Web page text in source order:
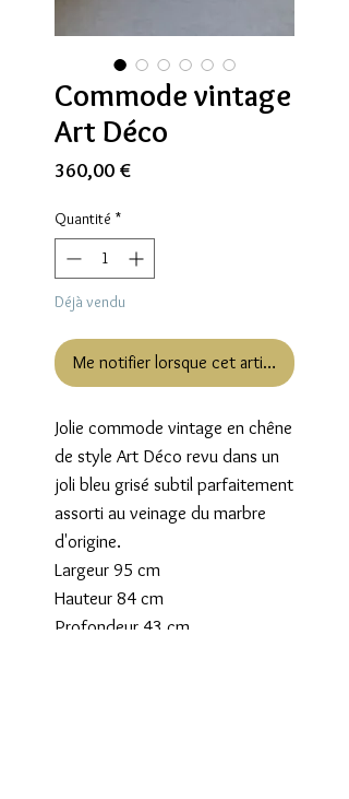
Commode vintage
Art Déco
360,00 €Prix
Quantité *
Déjà vendu
Me notifier lorsque cet article est
Jolie commode vintage en chêne
de style Art Déco revu dans un
joli bleu grisé subtil parfaitement
assorti au veinage du marbre
d'origine.
Largeur 95 cm
Hauteur 84 cm
Profondeur 43 cm